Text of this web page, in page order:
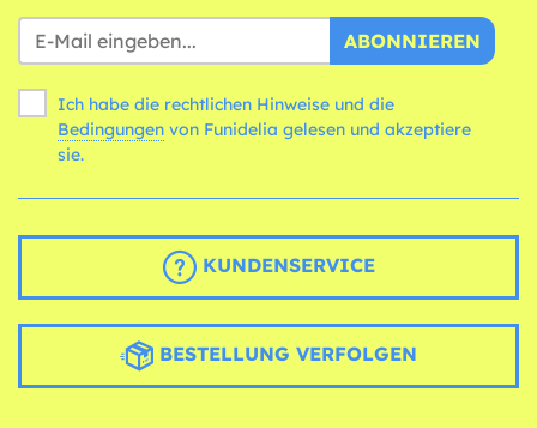
ABONNIEREN
Ich habe die rechtlichen Hinweise und die
Bedingungen
sie.
KUNDENSERVICE
BESTELLUNG VERFOLGEN